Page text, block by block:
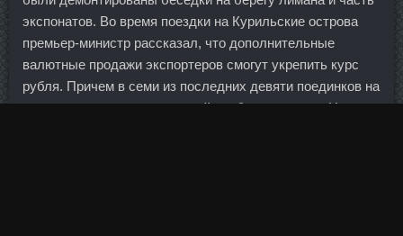
экспонатов. Во время поездки на Курильские острова
премьер-министр рассказал, что дополнительные
валютные продажи экспортеров смогут укрепить курс
рубля. Причем в семи из последних девяти поединков на
родном стадионе каталонский клуб не проиграл. Ниже